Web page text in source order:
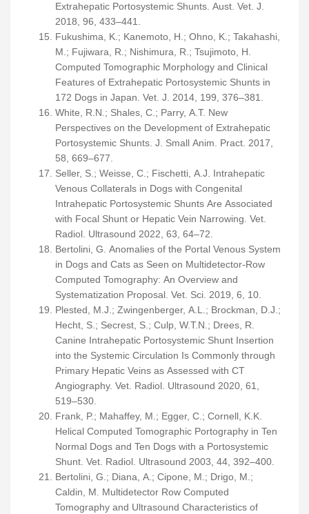
Extrahepatic Portosystemic Shunts. Aust. Vet. J.
2018, 96, 433–441.
Fukushima, K.; Kanemoto, H.; Ohno, K.; Takahashi,
M.; Fujiwara, R.; Nishimura, R.; Tsujimoto, H.
Computed Tomographic Morphology and Clinical
Features of Extrahepatic Portosystemic Shunts in
172 Dogs in Japan. Vet. J. 2014, 199, 376–381.
White, R.N.; Shales, C.; Parry, A.T. New
Perspectives on the Development of Extrahepatic
Portosystemic Shunts. J. Small Anim. Pract. 2017,
58, 669–677.
Seller, S.; Weisse, C.; Fischetti, A.J. Intrahepatic
Venous Collaterals in Dogs with Congenital
Intrahepatic Portosystemic Shunts Are Associated
with Focal Shunt or Hepatic Vein Narrowing. Vet.
Radiol. Ultrasound 2022, 63, 64–72.
Bertolini, G. Anomalies of the Portal Venous System
in Dogs and Cats as Seen on Multidetector-Row
Computed Tomography: An Overview and
Systematization Proposal. Vet. Sci. 2019, 6, 10.
Plested, M.J.; Zwingenberger, A.L.; Brockman, D.J.;
Hecht, S.; Secrest, S.; Culp, W.T.N.; Drees, R.
Canine Intrahepatic Portosystemic Shunt Insertion
into the Systemic Circulation Is Commonly through
Primary Hepatic Veins as Assessed with CT
Angiography. Vet. Radiol. Ultrasound 2020, 61,
519–530.
Frank, P.; Mahaffey, M.; Egger, C.; Cornell, K.K.
Helical Computed Tomographic Portography in Ten
Normal Dogs and Ten Dogs with a Portosystemic
Shunt. Vet. Radiol. Ultrasound 2003, 44, 392–400.
Bertolini, G.; Diana, A.; Cipone, M.; Drigo, M.;
Caldin, M. Multidetector Row Computed
Tomography and Ultrasound Characteristics of